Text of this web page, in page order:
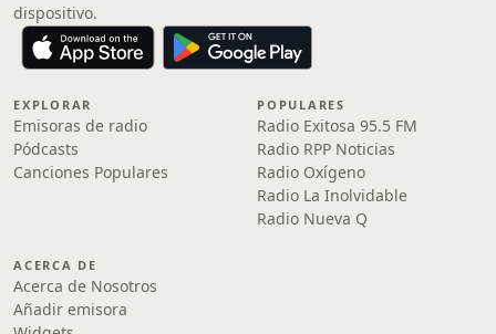
dispositivo.
EXPLORAR
Emisoras de radio
Pódcasts
Canciones Populares
POPULARES
Radio Exitosa 95.5 FM
Radio RPP Noticias
Radio Oxígeno
Radio La Inolvidable
Radio Nueva Q
ACERCA DE
Acerca de Nosotros
Añadir emisora